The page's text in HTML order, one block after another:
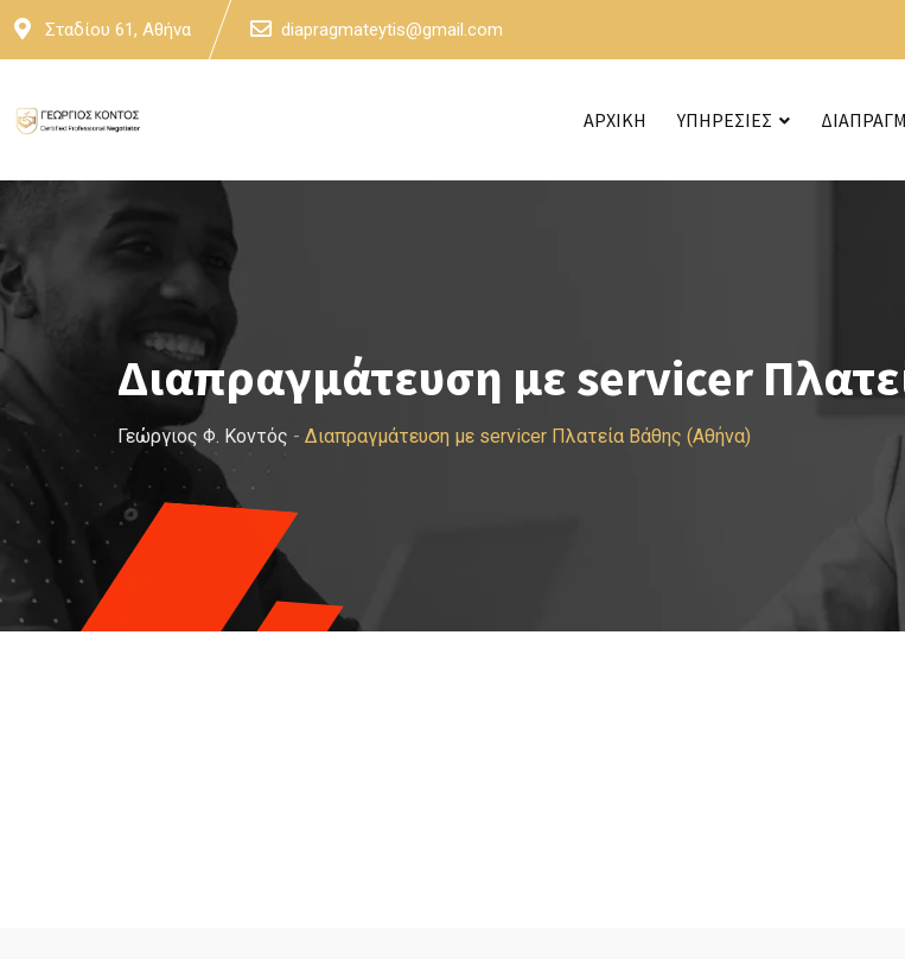
Skip
Σταδίου 61, Αθήνα diapragmateytis@gmail.com
ΑΡΧΙΚΗ ΥΠΗΡΕΣΙΕΣ
Διαπραγμάτευση με servicer
Γεώργιος Φ. Κοντός - Διαπραγμάτευση με servicer Πλατεία Βάθης (Αθήνα)